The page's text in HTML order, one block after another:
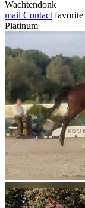
Wachtendonk
mail Contact favorite
Platinum